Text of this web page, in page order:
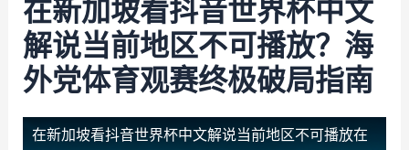
在新加坡看抖音世界杯中文
解说当前地区不可播放？海
外党体育观赛终极破局指南
在新加坡看抖音世界杯中文解说当前地区不可播放在